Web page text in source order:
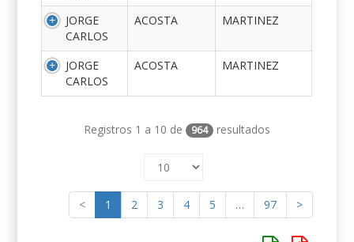
JORGE
CARLOS
ACOSTA MARTINEZ
JORGE
CARLOS
ACOSTA MARTINEZ
Registros 1 a 10 de 964 resultados
< 1 2 3 4 5 … 97 >